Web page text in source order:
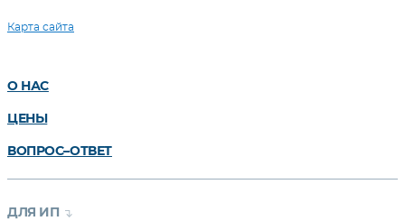
Карта сайта
О НАС
ЦЕНЫ
ВОПРОС–ОТВЕТ
ДЛЯ ИП